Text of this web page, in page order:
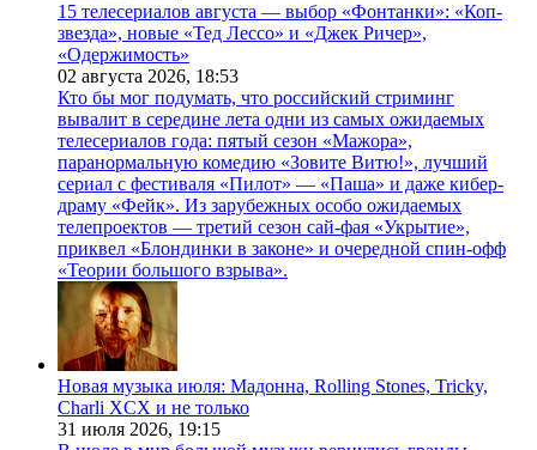
15 телесериалов августа — выбор «Фонтанки»: «Коп-
звезда», новые «Тед Лессо» и «Джек Ричер»,
«Одержимость»
02 августа 2026, 18:53
Кто бы мог подумать, что российский стриминг
вывалит в середине лета одни из самых ожидаемых
телесериалов года: пятый сезон «Мажора»,
паранормальную комедию «Зовите Витю!», лучший
сериал с фестиваля «Пилот» — «Паша» и даже кибер-
драму «Фейк». Из зарубежных особо ожидаемых
телепроектов — третий сезон сай-фая «Укрытие»,
приквел «Блондинки в законе» и очередной спин-офф
«Теории большого взрыва».
Новая музыка июля: Мадонна, Rolling Stones, Tricky,
Charli XCX и не только
31 июля 2026, 19:15